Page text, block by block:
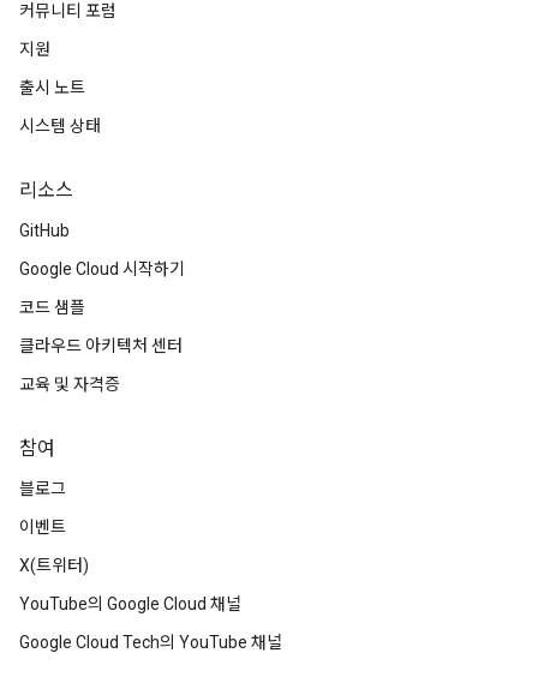
커뮤니티 포럼
지원
출시 노트
시스템 상태
리소스
GitHub
Google Cloud 시작하기
코드 샘플
클라우드 아키텍처 센터
교육 및 자격증
참여
블로그
이벤트
X(트위터)
YouTube의 Google Cloud 채널
Google Cloud Tech의 YouTube 채널